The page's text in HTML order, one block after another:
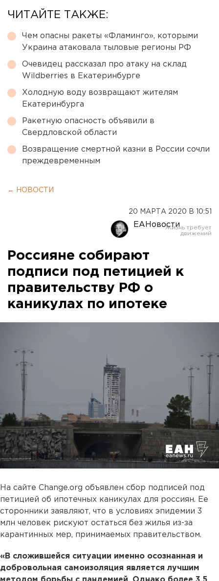
ЧИТАЙТЕ ТАКЖЕ:
Чем опасны ракеты «Фламинго», которыми
Украина атаковала тыловые регионы РФ
Очевидец рассказал про атаку на склад
Wildberries в Екатеринбурге
Холодную воду возвращают жителям
Екатеринбурга
Ракетную опасность объявили в
Свердловской области
Возвращение смертной казни в России сочли
преждевременным
← НОВОСТИ
20 МАРТА 2020 В 10:51
ЕАНовости
Россияне собирают
подписи под петицией к
правительству РФ о
каникулах по ипотеке
На сайте Change.org объявлен сбор подписей под
петицией об ипотечных каникулах для россиян. Ее
сторонники заявляют, что в условиях эпидемии 3
млн человек рискуют остаться без жилья из-за
карантинных мер, принимаемых правительством.
«В сложившейся ситуации именно осознанная и
добровольная самоизоляция является лучшим